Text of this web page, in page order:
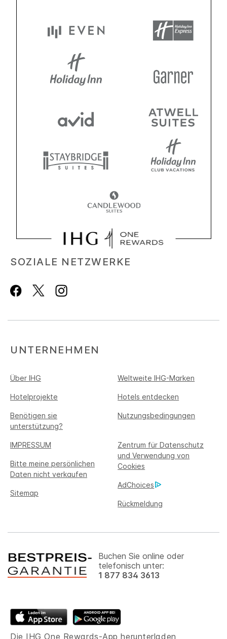
SOZIALE NETZWERKE
UNTERNEHMEN
Über IHG Weltweite IHG-Marken
Hotelprojekte Hotels entdecken
Benötigen sie
unterstützung?
Nutzungsbedingungen
IMPRESSUM
Zentrum für Datenschutz
und Verwendung von
Cookies
Bitte meine persönlichen
Daten nicht verkaufen
AdChoices
Sitemap
Rückmeldung
Buchen Sie online oder
telefonisch unter:
1 877 834 3613
Die IHG One Rewards-App herunterladen